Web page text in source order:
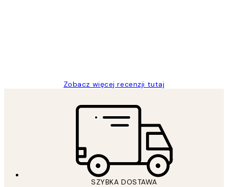
Zobacz więcej recenzji tutaj
SZYBKA DOSTAWA